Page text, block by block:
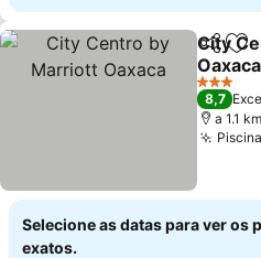
Partilhar
City
Oaxaca
3 Estrelas
8,7
a 1.1
Selecione as datas para ver os
exatos.